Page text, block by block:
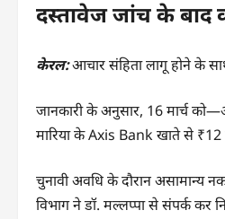
दस्तावेज जांच के बाद
केरल:आचार संहिता लागू होने के
जानकारी के अनुसार, 16 मार्च
मारिया के Axis Bank खाते से ₹12
चुनावी अवधि के दौरान असामान्य
विभाग ने डॉ. मल्लप्पा से संपर्क कर